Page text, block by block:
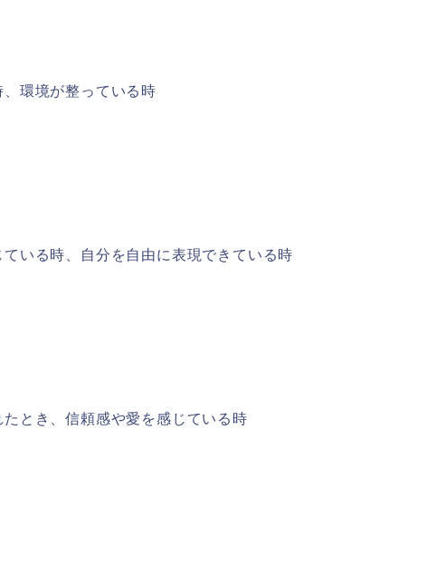
環境が整っている時
いる時、自分を自由に表現できている時
とき、信頼感や愛を感じている時